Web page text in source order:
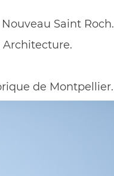
Saint Roch.
Architecture.
de Montpellier.